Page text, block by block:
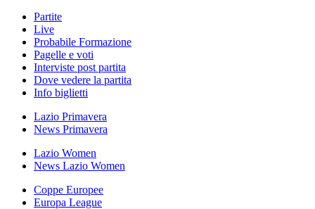
Partite
Live
Probabile Formazione
Pagelle e voti
Interviste post partita
Dove vedere la partita
Info biglietti
Lazio Primavera
News Primavera
Lazio Women
News Lazio Women
Coppe Europee
Europa League